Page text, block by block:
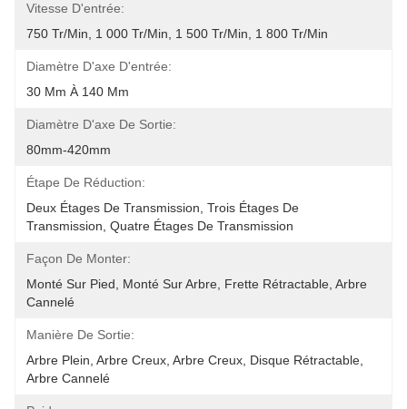
Vitesse D'entrée:
750 Tr/min, 1 000 Tr/min, 1 500 Tr/min, 1 800 Tr/min
Diamètre D'axe D'entrée:
30 Mm À 140 Mm
Diamètre D'axe De Sortie:
80mm-420mm
Étape De Réduction:
Deux Étages De Transmission, Trois Étages De
Transmission, Quatre Étages De Transmission
Façon De Monter:
Monté Sur Pied, Monté Sur Arbre, Frette Rétractable, Arbre
Cannelé
Manière De Sortie:
Arbre Plein, Arbre Creux, Arbre Creux, Disque Rétractable,
Arbre Cannelé